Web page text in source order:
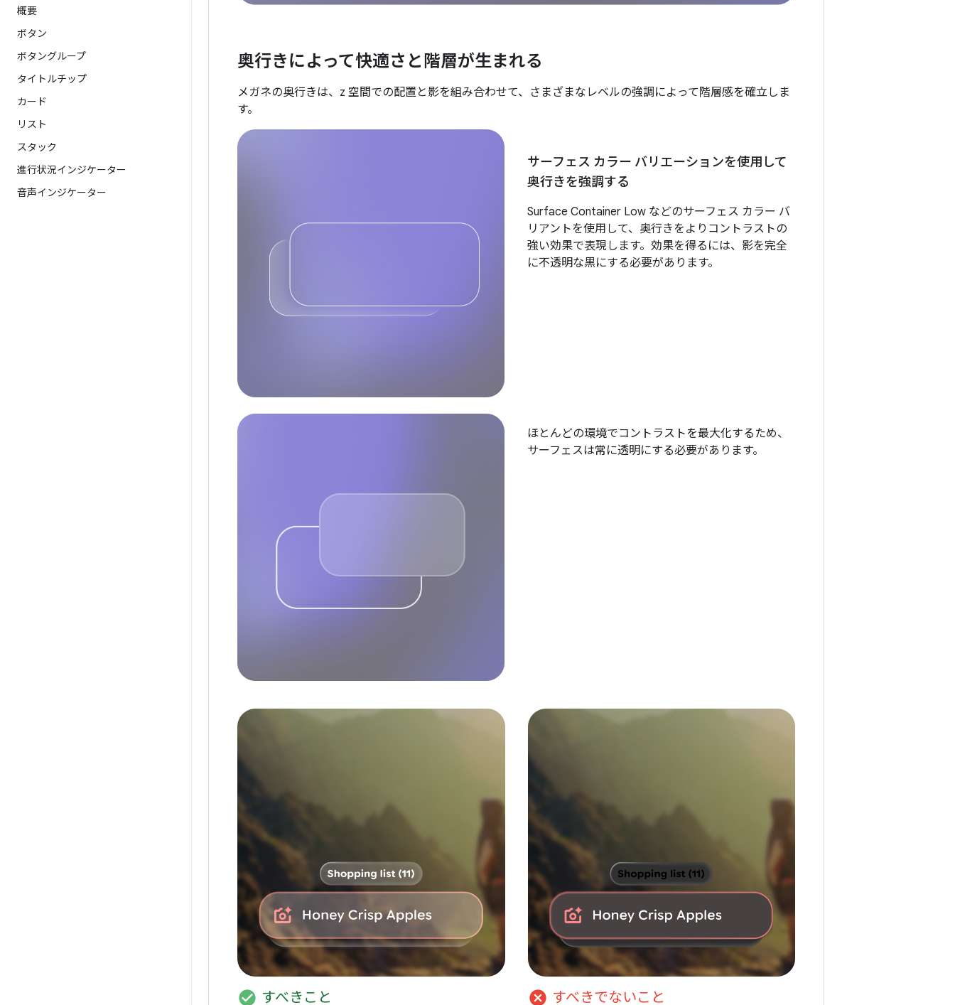
概要
ボタン
ボタングループ
タイトルチップ
カード
リスト
スタック
進行状況インジケーター
音声インジケーター
奥行きによって快適さと階層が生まれる
メガネの奥行きは、z 空間での配置と影を組み合わせて、さまざまなレベルの強調によって階層感を確立しま
す。
サーフェス カラー バリエーションを使用して
奥行きを強調する
Surface Container Low などのサーフェス カラー バ
リアントを使用して、奥行きをよりコントラストの
強い効果で表現します。効果を得るには、影を完全
に不透明な黒にする必要があります。
ほとんどの環境でコントラストを最大化するため、
サーフェスは常に透明にする必要があります。
check_circle すべきこと cancel すべきでないこと